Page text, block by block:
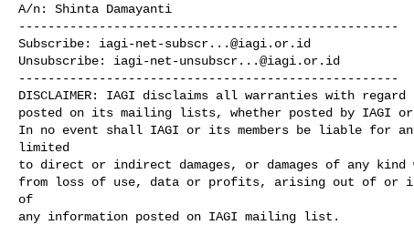
A/n: Shinta Damayanti
----------------------------------------------------
Subscribe: iagi-net-subscr...@iagi.or.id
Unsubscribe: iagi-net-unsubscr...@iagi.or.id
----------------------------------------------------
DISCLAIMER: IAGI disclaims all warranties with
posted on its mailing lists, whether posted by IAGI
In no event shall IAGI or its members be liable for
limited
to direct or indirect damages, or damages of any kind
from loss of use, data or profits, arising out of or
of
any information posted on IAGI mailing list.